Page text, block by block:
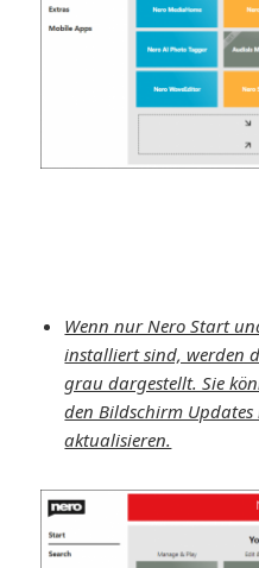
Wenn nur Nero Start
installiert sind, werden
grau dargestellt. Sie
den Bildschirm
aktualisieren.